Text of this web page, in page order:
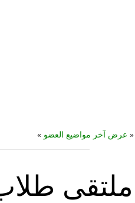
« عرض آخر مواضيع العضو »
ملتقى